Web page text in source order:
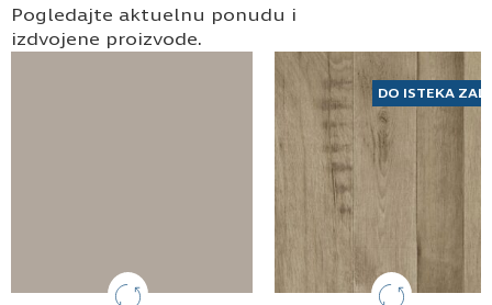
Pogledajte aktuelnu ponudu i
izdvojene proizvode.
DO ISTEKA